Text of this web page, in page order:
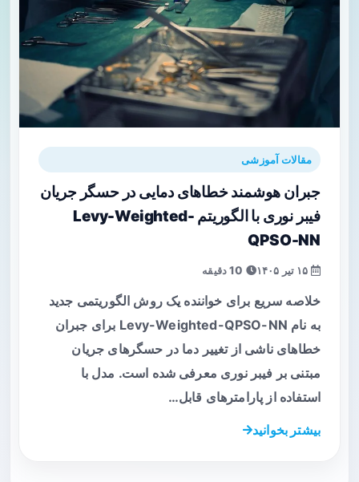
مقالات آموزشی
جبران هوشمند خطاهای دمایی در حسگر جریان
فیبر نوری با الگوریتم Levy-Weighted-
QPSO-NN
خلاصه سریع برای خواننده یک روش الگوریتمی جدید
به نام Levy-Weighted-QPSO-NN برای جبران
خطاهای ناشی از تغییر دما در حسگرهای جریان
مبتنی بر فیبر نوری معرفی شده است. مدل با
استفاده از پارامترهای قابل…
بیشتر بخوانید